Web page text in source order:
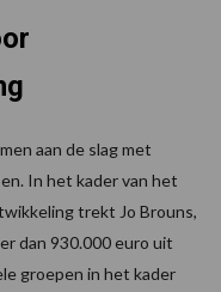
aan de slag met
In het kader van het
trekt Jo Brouns,
dan 930.000 euro uit
groepen in het kader